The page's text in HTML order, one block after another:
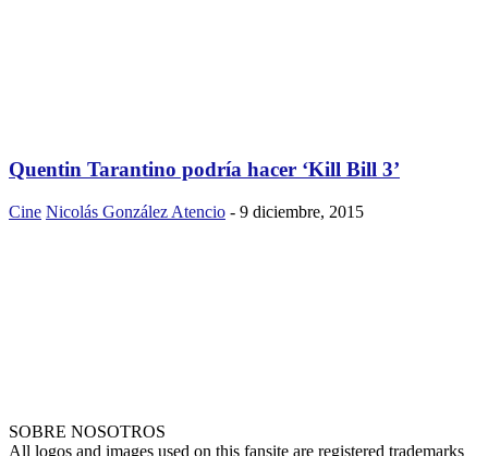
Quentin Tarantino podría hacer ‘Kill Bill 3’
Cine Nicolás González Atencio - 9 diciembre, 2015
SOBRE NOSOTROS
All logos and images used on this fansite are registered trademarks